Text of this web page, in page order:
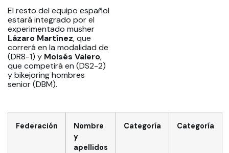
El resto del equipo español
estará integrado por el
experimentado musher
Lázaro Martínez, que
correrá en la modalidad de
(DR8-1) y Moisés Valero,
que competirá en (DS2-2)
y bikejoring hombres
senior (DBM).
Federación
Nombre
y
apellidos
Categoría Categoría